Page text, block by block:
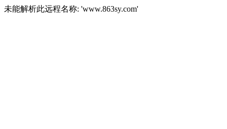
未能解析此远程名称: 'www.863sy.com'